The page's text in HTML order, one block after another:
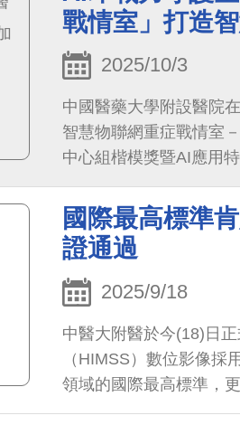
典範。
戰情室」打造
2025/10/3
中國醫藥大學附設醫院
智慧物聯網重症戰情室
中心組楷模獎暨AI應用
範。
國際最高標準
證通過
2025/9/18
中醫大附醫於今(18)日
（HIMSS）數位影像採
領域的國際最高標準，
慧醫療的每個面向都獲